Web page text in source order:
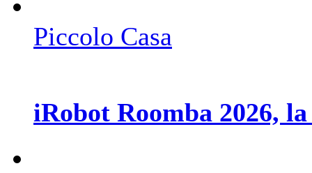
Piccolo Casa
iRobot Roomba 2026,